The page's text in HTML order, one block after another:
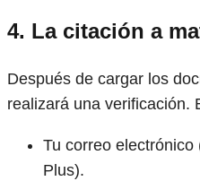
4. La citación a
Después de cargar los
realizará una verificación.
Tu correo
Plus).